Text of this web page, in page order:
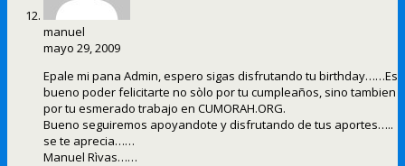
manuel
mayo 29, 2009
Epale mi pana Admin, espero sigas disfrutando tu birthday……Es
bueno poder felicitarte no sòlo por tu cumpleaños, sino tambien
por tu esmerado trabajo en CUMORAH.ORG.
Bueno seguiremos apoyandote y disfrutando de tus aportes…..
se te aprecia……
Manuel Rìvas……